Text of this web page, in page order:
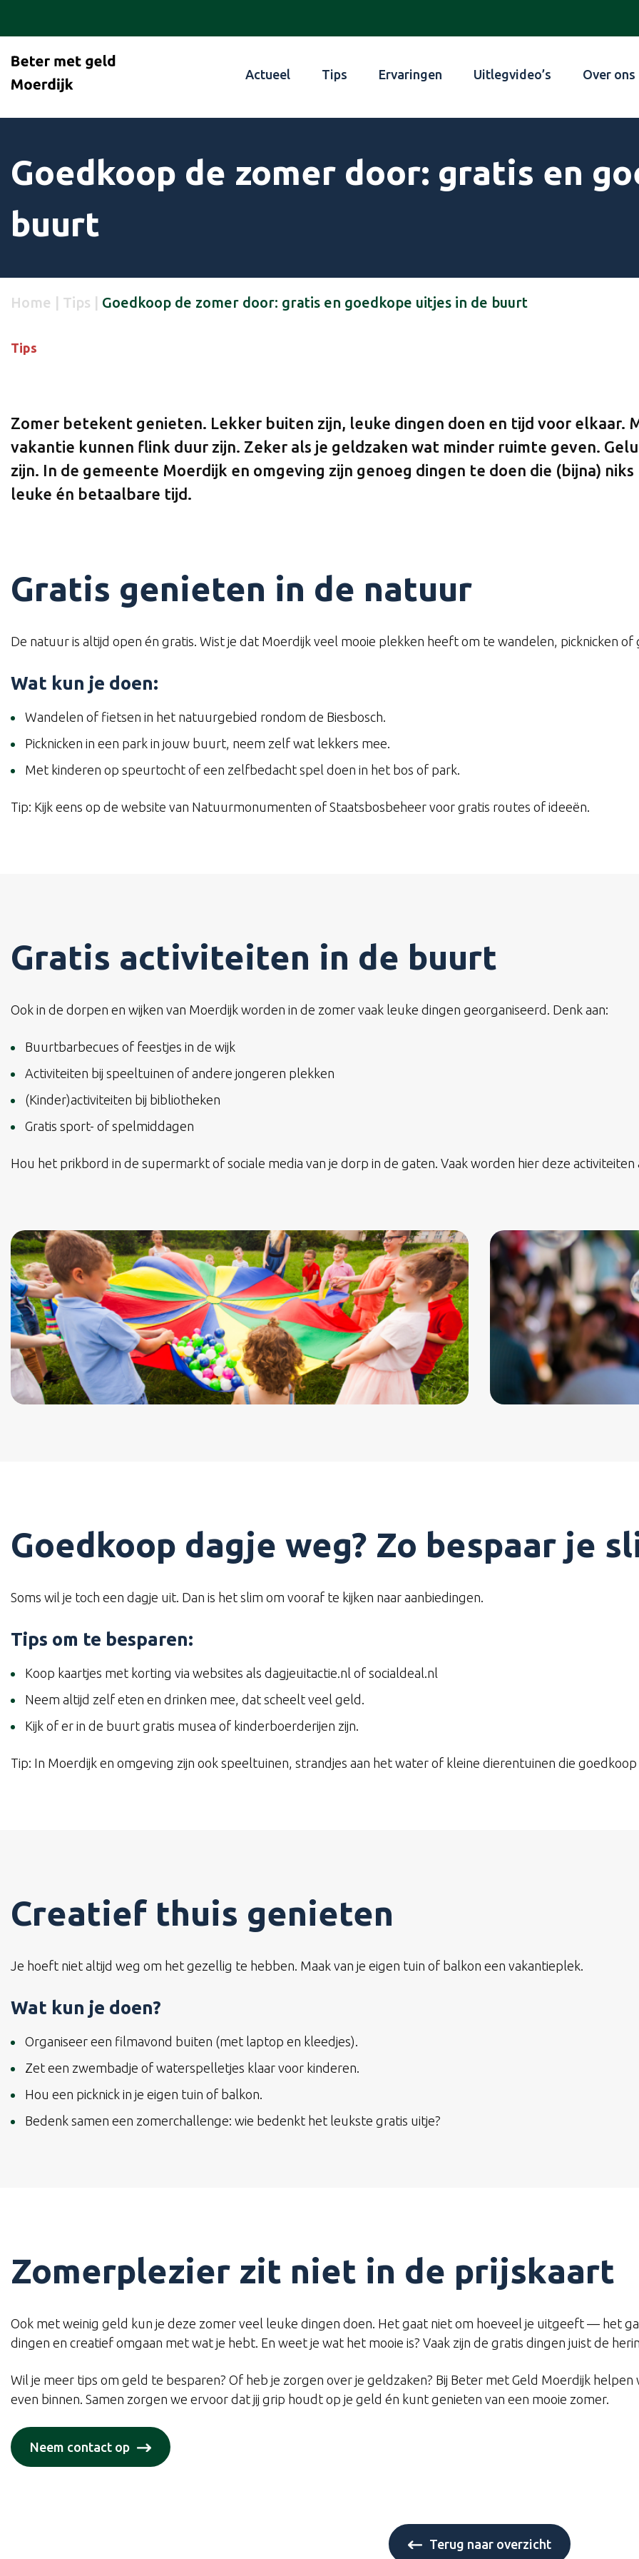
Actueel Tips Ervaringen Uitlegvideo’s Over ons
Goedkoop de zomer door: gratis en
buurt
Home Tips Goedkoop de zomer door: gratis en goedkope uitjes in de buurt
Tips
Zomer betekent genieten. Lekker buiten zijn, leuke dingen doen en tijd voor elkaar.
vakantie kunnen flink duur zijn. Zeker als je geldzaken wat minder ruimte geven.
zijn. In de gemeente Moerdijk en omgeving zijn genoeg dingen te doen die (bijna)
leuke én betaalbare tijd.
Gratis genieten in de natuur
De natuur is altijd open én gratis. Wist je dat Moerdijk veel mooie plekken heeft om te wandelen, picknicken
Wat kun je doen:
Wandelen of fietsen in het natuurgebied rondom de Biesbosch.
Picknicken in een park in jouw buurt, neem zelf wat lekkers mee.
Met kinderen op speurtocht of een zelfbedacht spel doen in het bos of park.
Tip: Kijk eens op de website van Natuurmonumenten of Staatsbosbeheer voor gratis routes of ideeën.
Gratis activiteiten in de buurt
Ook in de dorpen en wijken van Moerdijk worden in de zomer vaak leuke dingen georganiseerd. Denk aan:
Buurtbarbecues of feestjes in de wijk
Activiteiten bij speeltuinen of andere jongeren plekken
(Kinder)activiteiten bij bibliotheken
Gratis sport- of spelmiddagen
Hou het prikbord in de supermarkt of sociale media van je dorp in de gaten. Vaak worden hier deze activiteiten
Goedkoop dagje weg? Zo bespaar je
Soms wil je toch een dagje uit. Dan is het slim om vooraf te kijken naar aanbiedingen.
Tips om te besparen:
Koop kaartjes met korting via websites als dagjeuitactie.nl of socialdeal.nl
Neem altijd zelf eten en drinken mee, dat scheelt veel geld.
Kijk of er in de buurt gratis musea of kinderboerderijen zijn.
Tip: In Moerdijk en omgeving zijn ook speeltuinen, strandjes aan het water of kleine dierentuinen die
Creatief thuis genieten
Je hoeft niet altijd weg om het gezellig te hebben. Maak van je eigen tuin of balkon een vakantieplek.
Wat kun je doen?
Organiseer een filmavond buiten (met laptop en kleedjes).
Zet een zwembadje of waterspelletjes klaar voor kinderen.
Hou een picknick in je eigen tuin of balkon.
Bedenk samen een zomerchallenge: wie bedenkt het leukste gratis uitje?
Zomerplezier zit niet in de prijskaart
Ook met weinig geld kun je deze zomer veel leuke dingen doen. Het gaat niet om hoeveel je uitgeeft — het
dingen en creatief omgaan met wat je hebt. En weet je wat het mooie is? Vaak zijn de gratis dingen juist de
Wil je meer tips om geld te besparen? Of heb je zorgen over je geldzaken? Bij Beter met Geld Moerdijk
even binnen. Samen zorgen we ervoor dat jij grip houdt op je geld én kunt genieten van een mooie zomer.
Neem contact op
Terug naar overzicht